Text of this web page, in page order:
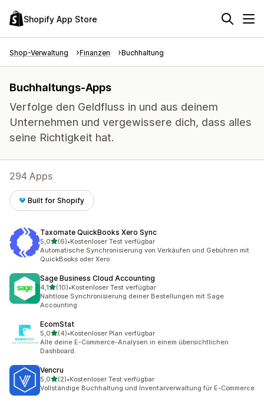
Shopify App Store
Shop-Verwaltung Finanzen Buchhaltung
Buchhaltungs-Apps
Verfolge den Geldfluss in und aus deinem
Unternehmen und vergewissere dich, dass alles
seine Richtigkeit hat.
294 Apps
Built for Shopify
Taxomate QuickBooks Xero Sync
5,0von 5 Sternen
(6)
6 Rezensionen insgesamt
•Kostenloser Test verfügbar
Automatische Synchronisierung von Verkäufen und Gebühren mit
QuickBooks oder Xero
Sage Business Cloud Accounting
4,1von 5 Sternen
(10)
10 Rezensionen insgesamt
•Kostenloser Test verfügbar
Nahtlose Synchronisierung deiner Bestellungen mit Sage
Accounting
EcomStat
5,0von 5 Sternen
(4)
4 Rezensionen insgesamt
•Kostenloser Plan verfügbar
Alle deine E-Commerce-Analysen in einem übersichtlichen
Dashboard.
Vencru
5,0von 5 Sternen
(2)
2 Rezensionen insgesamt
•Kostenloser Test verfügbar
Vollständige Buchhaltung und Inventarverwaltung für E-Commerce